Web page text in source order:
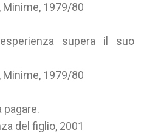
, Minime, 1979/80
supera il suo
, Minime, 1979/80
pagare.
del figlio, 2001